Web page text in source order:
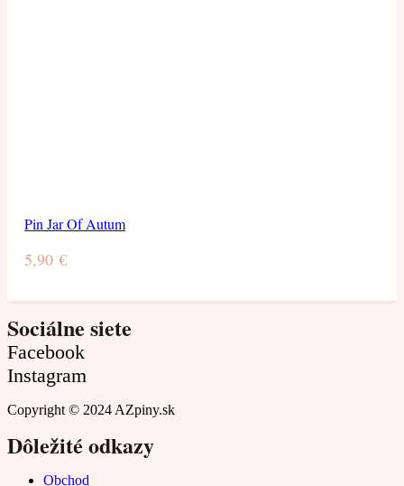
Pin Jar Of Autum
5,90€
Sociálne siete
Facebook
Instagram
Copyright © 2024 AZpiny.sk
Dôležité odkazy
Obchod